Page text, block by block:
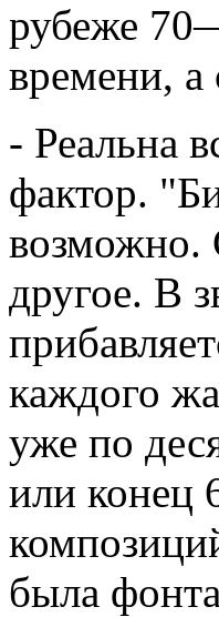
рубеже
времени,
- Реальна
фактор.
возможно.
другое. В
каждого
уже по
или конец
была